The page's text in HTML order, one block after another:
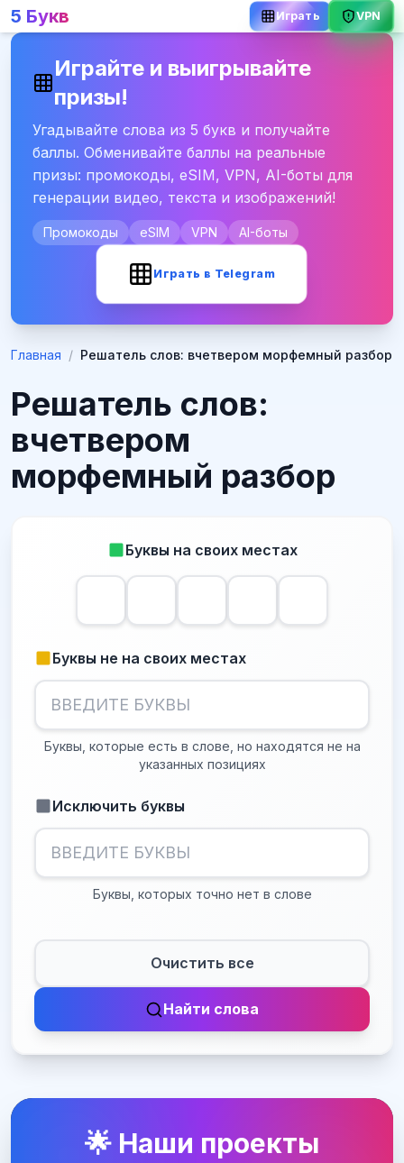
5 Букв Играть VPN
Играйте и выигрывайте
призы!
Угадывайте слова из 5 букв и получайте
баллы. Обменивайте баллы на реальные
призы: промокоды, eSIM, VPN, AI-боты для
генерации видео, текста и изображений!
Промокоды eSIM VPN AI-боты
Играть в Telegram
Главная / Решатель слов: вчетвером морфемный разбор
Решатель слов:
вчетвером
морфемный разбор
Буквы на своих местах
Буквы не на своих местах
Буквы, которые есть в слове, но находятся не на
указанных позициях
Исключить буквы
Буквы, которых точно нет в слове
Очистить все
Найти слова
🌟 Наши проекты